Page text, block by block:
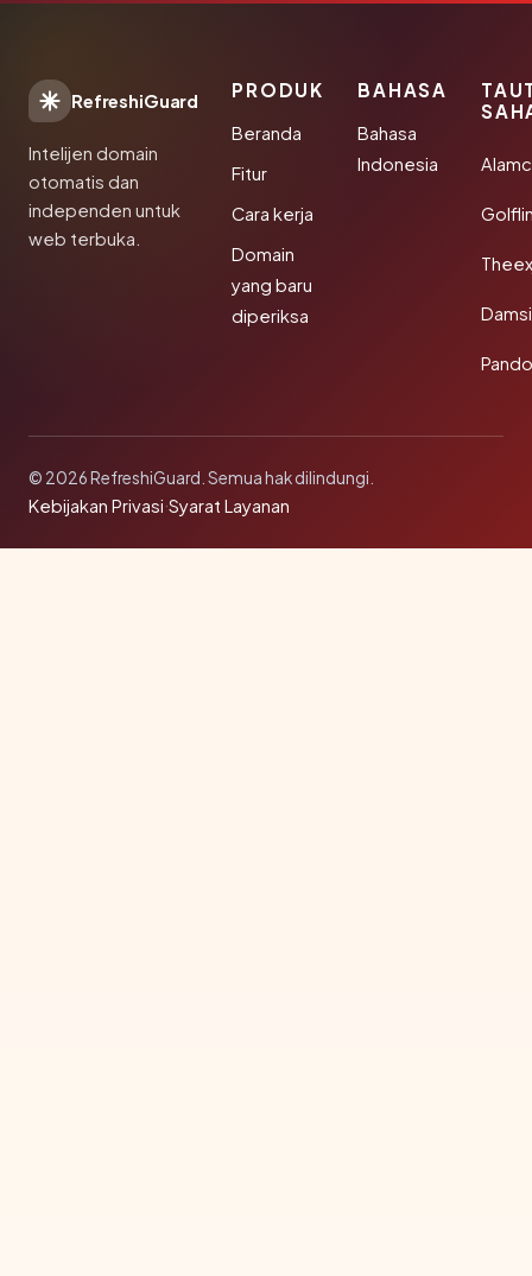
RefreshiGuard
Intelijen domain
otomatis dan
independen untuk
web terbuka.
PRODUK
Beranda
Fitur
Cara kerja
Domain
yang baru
diperiksa
BAHASA
Bahasa
Indonesia
© 2026 RefreshiGuard. Semua hak dilindungi.
Kebijakan Privasi·Syarat Layanan